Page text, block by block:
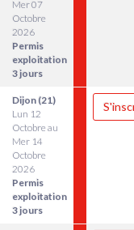
Mer 07
Octobre
2026
Permis
exploitation
3 jours
Dijon (21)
Lun 12
Octobre au
Mer 14
Octobre
2026
Permis
exploitation
3 jours